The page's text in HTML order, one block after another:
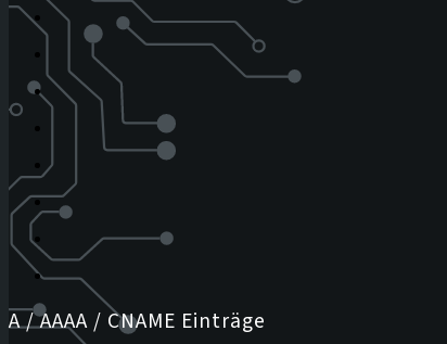
A / AAAA / CNAME Einträge